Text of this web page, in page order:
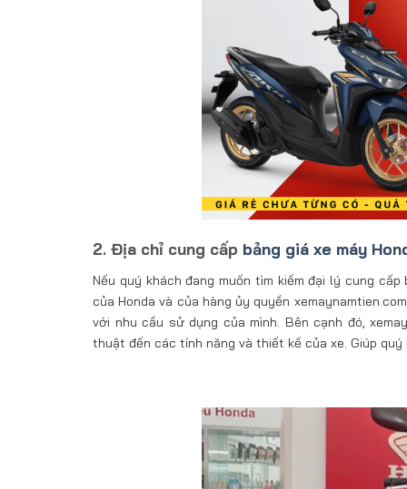
2. Địa chỉ cung cấp bảng giá xe máy
Nếu quý khách đang muốn tìm kiếm đại lý cung
của Honda và của hàng ủy quyền
với nhu cầu sử dụng của mình. Bên cạnh đó,
thuật đến các tính năng và thiết kế của xe. Giúp